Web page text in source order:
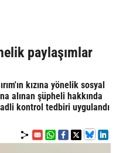
paylaşımlar
kızına yönelik sosyal
alınan şüpheli hakkında
kontrol tedbiri uygulandı